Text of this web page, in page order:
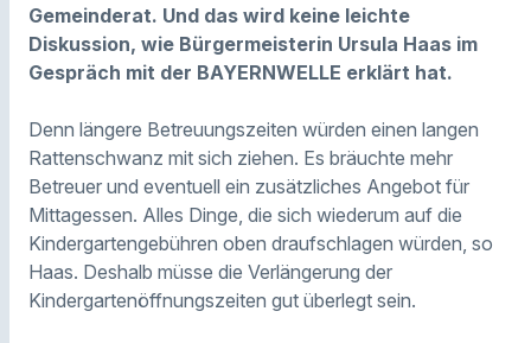
Gemeinderat. Und das wird keine leichte
Diskussion, wie Bürgermeisterin Ursula Haas im
Gespräch mit der BAYERNWELLE erklärt hat.
Denn längere Betreuungszeiten würden einen langen
Rattenschwanz mit sich ziehen. Es bräuchte mehr
Betreuer und eventuell ein zusätzliches Angebot für
Mittagessen. Alles Dinge, die sich wiederum auf die
Kindergartengebühren oben draufschlagen würden, so
Haas. Deshalb müsse die Verlängerung der
Kindergartenöffnungszeiten gut überlegt sein.